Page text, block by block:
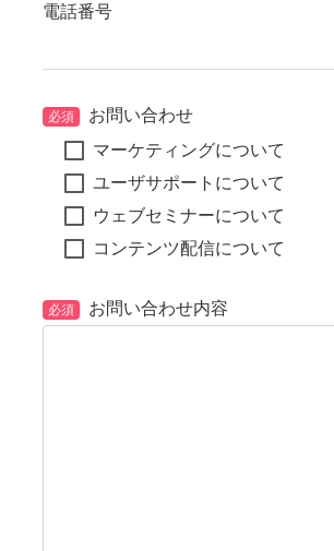
電話番号
必須
お問い合わせ
マーケティングについて
ユーザサポートについて
ウェブセミナーについて
コンテンツ配信について
必須 お問い合わせ内容